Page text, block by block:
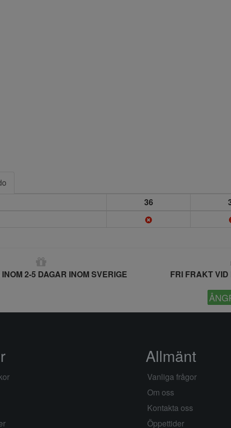
36
2-5 DAGAR INOM SVERIGE FRI FRAKT VID
Allmänt
Vanliga frågor
Om oss
Kontakta oss
Öppettider